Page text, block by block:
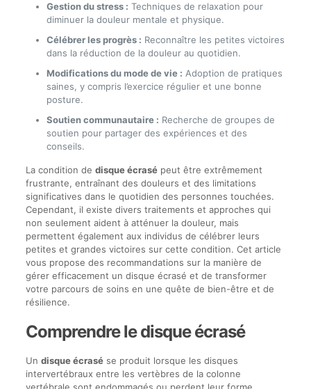
Gestion du stress : Techniques de relaxation pour
diminuer la douleur mentale et physique.
Célébrer les progrès : Reconnaître les petites victoires
dans la réduction de la douleur au quotidien.
Modifications du mode de vie : Adoption de pratiques
saines, y compris l’exercice régulier et une bonne
posture.
Soutien communautaire : Recherche de groupes de
soutien pour partager des expériences et des
conseils.
La condition de disque écrasépeut être extrêmement
frustrante, entraînant des douleurs et des limitations
significatives dans le quotidien des personnes touchées.
Cependant, il existe divers traitements et approches qui
non seulement aident à atténuer la douleur, mais
permettent également aux individus de célébrer leurs
petites et grandes victoires sur cette condition. Cet article
vous propose des recommandations sur la manière de
gérer efficacement un disque écrasé et de transformer
votre parcours de soins en une quête de bien-être et de
résilience.
Comprendre le disque écrasé
Un disque écrasése produit lorsque les disques
intervertébraux entre les vertèbres de la colonne